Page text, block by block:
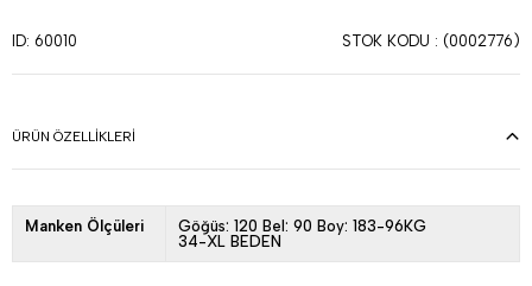
ID: 60010 STOK KODU (0002776)
ÜRÜN ÖZELLIKLERI
Manken Ölçüleri
Göğüs: 120 Bel: 90 Boy: 183-96KG
34-XL BEDEN